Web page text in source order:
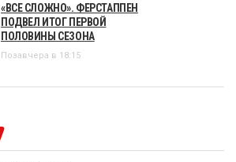
«ВСЕ СЛОЖНО». ФЕРСТАППЕН
ПОДВЕЛ ИТОГ ПЕРВОЙ
ПОЛОВИНЫ СЕЗОНА
Позавчера в 18:15